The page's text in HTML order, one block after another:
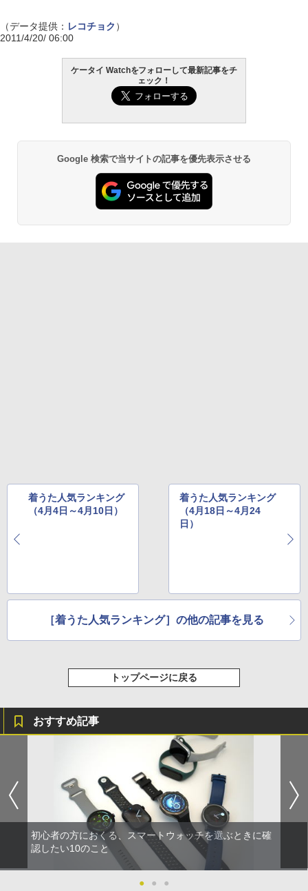
（データ提供： レコチョク ）
2011/4/20/ 06:00
ケータイ Watchをフォローして最新記事をチ
ェック！
Google 検索で当サイトの記事を優先表示させる
着うた人気ランキング
（4月4日～4月10日）
着うた人気ランキング
（4月18日～4月24
日）
［着うた人気ランキング］の他の記事を見る
トップページに戻る
おすすめ記事
初心者の方におくる、スマートウォッチを選ぶときに確
認したい10のこと
● ● ●